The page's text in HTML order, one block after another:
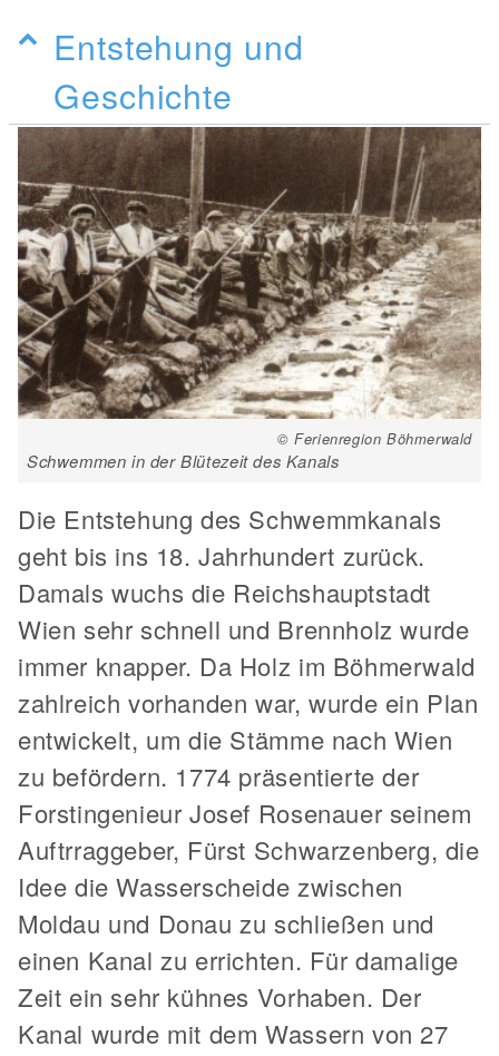
Entstehung und
Geschichte
© Ferienregion Böhmerwald
Schwemmen in der Blütezeit des Kanals
Die Entstehung des Schwemmkanals
geht bis ins 18. Jahrhundert zurück.
Damals wuchs die Reichshauptstadt
Wien sehr schnell und Brennholz wurde
immer knapper. Da Holz im Böhmerwald
zahlreich vorhanden war, wurde ein Plan
entwickelt, um die Stämme nach Wien
zu befördern. 1774 präsentierte der
Forstingenieur Josef Rosenauer seinem
Auftrraggeber, Fürst Schwarzenberg, die
Idee die Wasserscheide zwischen
Moldau und Donau zu schließen und
einen Kanal zu errichten. Für damalige
Zeit ein sehr kühnes Vorhaben. Der
Kanal wurde mit dem Wassern von 27